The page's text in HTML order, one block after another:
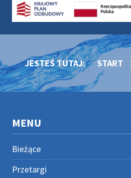
JESTEŚ TUTAJ: START
MENU
Bieżące
Przetargi